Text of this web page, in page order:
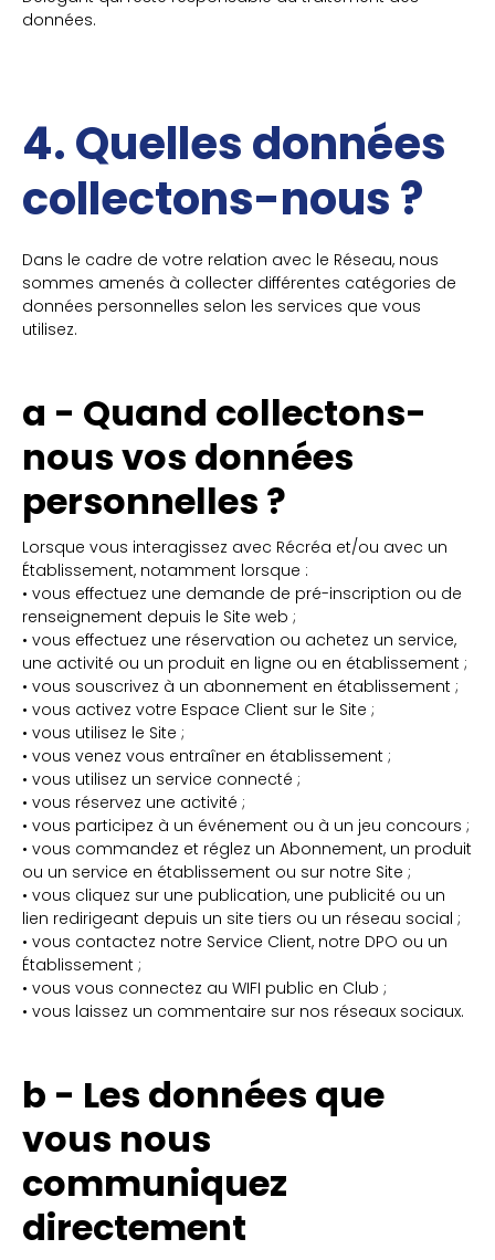
données.
4. Quelles données
collectons-nous ?
Dans le cadre de votre relation avec le Réseau, nous
sommes amenés à collecter différentes catégories de
données personnelles selon les services que vous
utilisez.
a - Quand collectons-
nous vos données
personnelles ?
Lorsque vous interagissez avec Récréa et/ou avec un
Établissement, notamment lorsque :
• vous effectuez une demande de pré-inscription ou de
renseignement depuis le Site web ;
• vous effectuez une réservation ou achetez un service,
une activité ou un produit en ligne ou en établissement ;
• vous souscrivez à un abonnement en établissement ;
• vous activez votre Espace Client sur le Site ;
• vous utilisez le Site ;
• vous venez vous entraîner en établissement ;
• vous utilisez un service connecté ;
• vous réservez une activité ;
• vous participez à un événement ou à un jeu concours ;
• vous commandez et réglez un Abonnement, un produit
ou un service en établissement ou sur notre Site ;
• vous cliquez sur une publication, une publicité ou un
lien redirigeant depuis un site tiers ou un réseau social ;
• vous contactez notre Service Client, notre DPO ou un
Établissement ;
• vous vous connectez au WIFI public en Club ;
• vous laissez un commentaire sur nos réseaux sociaux.
b - Les données que
vous nous
communiquez
directement